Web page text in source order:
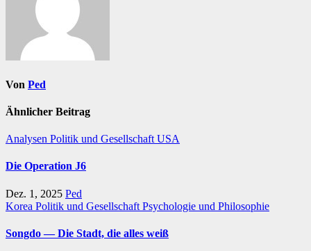
Von Ped
Ähnlicher Beitrag
Analysen Politik und Gesellschaft USA
Die Operation J6
Dez. 1, 2025 Ped
Korea Politik und Gesellschaft Psychologie und Philosophie
Songdo — Die Stadt, die alles weiß